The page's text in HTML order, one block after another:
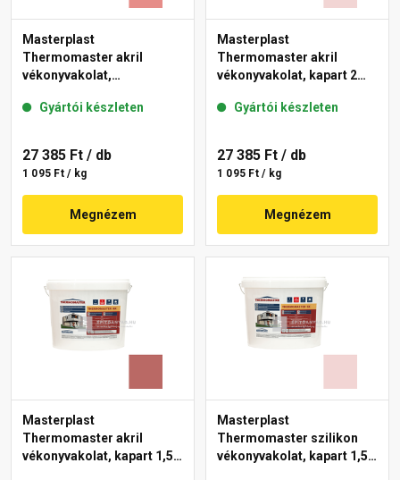
Masterplast
Thermomaster akril
vékonyvakolat,
22-D 25 kg
Gyártói készleten
27 385 Ft / db
1 095 Ft / kg
Megnézem
Masterplast
Thermomaster akril
vékonyvakolat, kapart 2
Gyártói készleten
27 385 Ft / db
1 095 Ft / kg
Megnézem
Masterplast
Thermomaster akril
vékonyvakolat, kapart 1,5
Masterplast
Thermomaster szilikon
vékonyvakolat, kapart 1,5